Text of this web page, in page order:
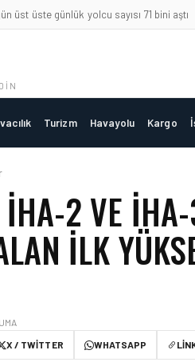
üst üste günlük yolcu sayısı 71 bini aştı
Turizm Havayolu Kargo
İHA-2 VE
İLK
X / TWITTER WHATSAPP